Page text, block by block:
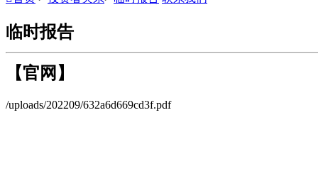
临时报告
【官网】
/uploads/202209/632a6d669cd3f.pdf